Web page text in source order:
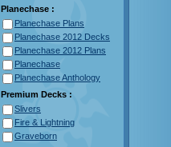
Planechase :
Planechase Plans
Planechase 2012 Decks
Planechase 2012 Plans
Planechase
Planechase Anthology
Premium Decks :
Slivers
Fire & Lightning
Graveborn